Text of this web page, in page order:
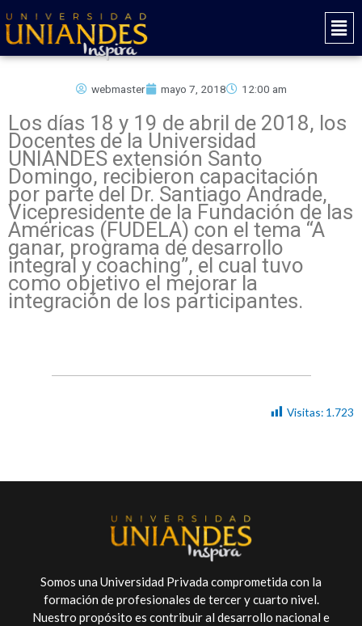
al
contenido
Main
webmaster mayo 7, 2018 12:00 am
Los días 18 y 19 de abril de 2018, los
Docentes de la Universidad
UNIANDES extensión Santo
Domingo, recibieron capacitación
por parte del Dr. Santiago Andrade,
Vicepresidente de la Fundación de las
Américas (FUDELA) con el tema “A
ganar, programa de desarrollo
integral y coaching”, el cual tuvo
como objetivo el mejorar la
integración de los participantes.
Visitas: 1.723
Somos una Universidad Privada comprometida con la
formación de profesionales de tercer y cuarto nivel.
Nuestro propósito es contribuir al desarrollo nacional e